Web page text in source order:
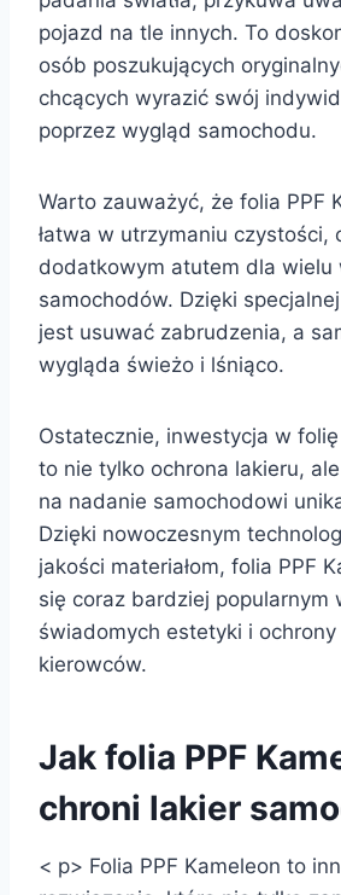
pojazd na tle innych. To
osób poszukujących
chcących wyrazić swój
poprzez wygląd samochodu.
Warto zauważyć, że folia PPF
łatwa w utrzymaniu czystości,
dodatkowym atutem dla wielu
samochodów. Dzięki specjalnej
jest usuwać zabrudzenia, a
wygląda świeżo i lśniąco.
Ostatecznie, inwestycja w folię
to nie tylko ochrona lakieru,
na nadanie samochodowi
Dzięki nowoczesnym
jakości materiałom, folia PPF
się coraz bardziej popularnym
świadomych estetyki i
kierowców.
Jak folia PPF
chroni lakier
< p> Folia PPF Kameleon to